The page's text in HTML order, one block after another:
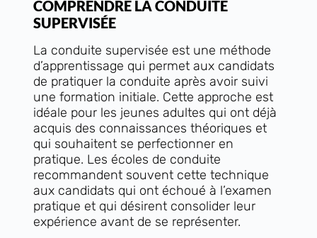
COMPRENDRE LA CONDUITE
SUPERVISÉE
La conduite supervisée est une méthode
d’apprentissage qui permet aux candidats
de pratiquer la conduite après avoir suivi
une formation initiale. Cette approche est
idéale pour les jeunes adultes qui ont déjà
acquis des connaissances théoriques et
qui souhaitent se perfectionner en
pratique. Les écoles de conduite
recommandent souvent cette technique
aux candidats qui ont échoué à l’examen
pratique et qui désirent consolider leur
expérience avant de se représenter.